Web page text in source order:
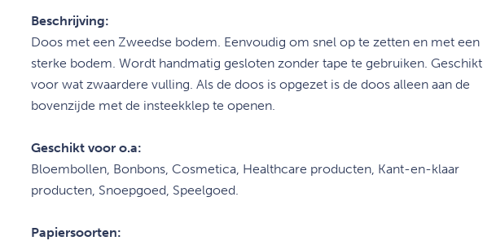
Beschrijving:
Doos met een Zweedse bodem. Eenvoudig om snel op te zetten en met een
sterke bodem. Wordt handmatig gesloten zonder tape te gebruiken. Geschikt
voor wat zwaardere vulling. Als de doos is opgezet is de doos alleen aan de
bovenzijde met de insteekklep te openen.
Geschikt voor o.a:
Bloembollen, Bonbons, Cosmetica, Healthcare producten, Kant-en-klaar
producten, Snoepgoed, Speelgoed.
Papiersoorten: